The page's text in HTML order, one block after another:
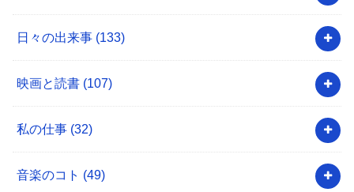
日々の出来事 (133)
映画と読書 (107)
私の仕事 (32)
音楽のコト (49)